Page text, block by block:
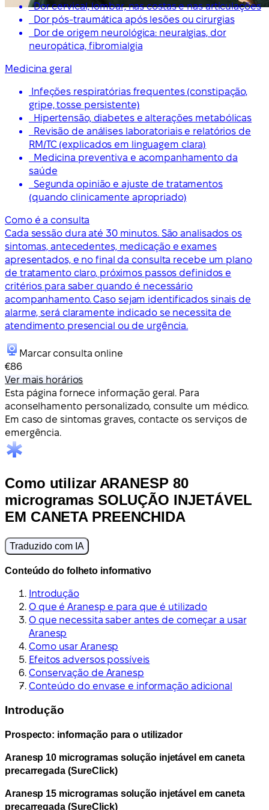
Dor cervical, lombar, nas costas e nas articulações
Dor pós-traumática após lesões ou cirurgias
Dor de origem neurológica: neuralgias, dor
neuropática, fibromialgia
Medicina geral
Infeções respiratórias frequentes (constipação,
gripe, tosse persistente)
Hipertensão, diabetes e alterações metabólicas
Revisão de análises laboratoriais e relatórios de
RM/TC (explicados em linguagem clara)
Medicina preventiva e acompanhamento da
saúde
Segunda opinião e ajuste de tratamentos
(quando clinicamente apropriado)
Como é a consulta
Cada sessão dura até 30 minutos. São analisados os
sintomas, antecedentes, medicação e exames
apresentados, e no final da consulta recebe um plano
de tratamento claro, próximos passos definidos e
critérios para saber quando é necessário
acompanhamento. Caso sejam identificados sinais de
alarme, será claramente indicado se necessita de
atendimento presencial ou de urgência.
Marcar consulta online
€86
Ver mais horários
Esta página fornece informação geral. Para
aconselhamento personalizado, consulte um médico.
Em caso de sintomas graves, contacte os serviços de
emergência.
Como utilizar ARANESP 80
microgramas SOLUÇÃO INJETÁVEL
EM CANETA PREENCHIDA
Traduzido com IA
Conteúdo do folheto informativo
Introdução
O que é Aranesp e para que é utilizado
O que necessita saber antes de começar a usar
Aranesp
Como usar Aranesp
Efeitos adversos possíveis
Conservação de Aranesp
Conteúdo do envase e informação adicional
Introdução
Prospecto: informação para o utilizador
Aranesp 10 microgramas solução injetável em caneta
precarregada (SureClick)
Aranesp 15 microgramas solução injetável em caneta
precarregada (SureClick)